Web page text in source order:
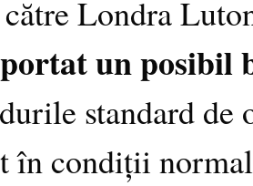
Londra
un posibil
standard de
în condiții